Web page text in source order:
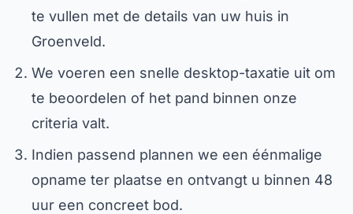
te vullen met de details van uw huis in
Groenveld.
We voeren een snelle desktop-taxatie uit om
te beoordelen of het pand binnen onze
criteria valt.
Indien passend plannen we een éénmalige
opname ter plaatse en ontvangt u binnen 48
uur een concreet bod.